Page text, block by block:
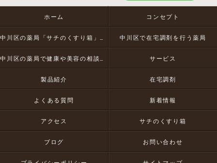
ホーム コンセプト
中川区で在宅調剤を行う薬局
サービス
製品紹介 在宅調剤
よくある質問 新着情報
アクセス サチのくすり箱
ブログ お問い合わせ